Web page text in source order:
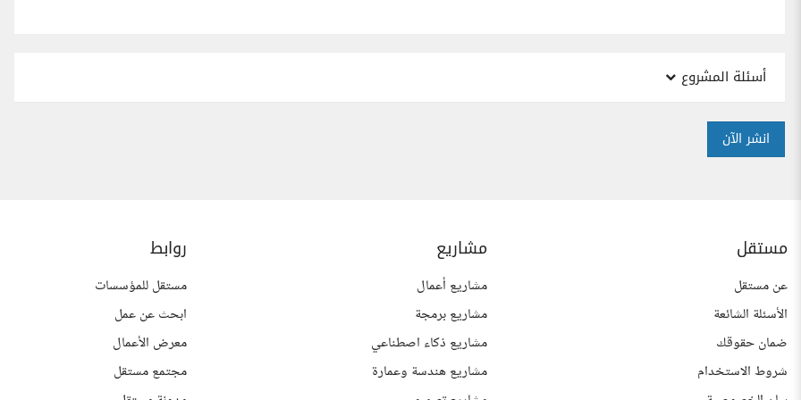
أسئلة المشروع
انشر الآن
مستقل
عن مستقل
الأسئلة الشائعة
ضمان حقوقك
شروط الاستخدام
مشاريع
مشاريع أعمال
مشاريع برمجة
مشاريع ذكاء اصطناعي
مشاريع هندسة وعمارة
روابط
مستقل للمؤسسات
ابحث عن عمل
معرض الأعمال
مجتمع مستقل